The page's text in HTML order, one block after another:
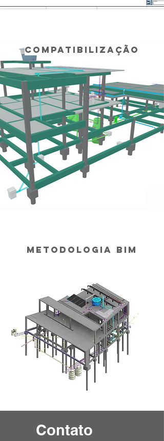
COMPATIBILIZAÇÃO
METODOLOGIA BIM
Contato